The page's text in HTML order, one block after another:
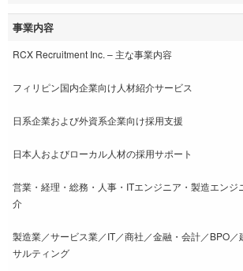
事業内容
RCX Recruitment Inc. – 主な事業内容
フィリピン国内企業向け人材紹介サービス
日系企業および外資系企業向け採用支援
日本人およびローカル人材の採用サポート
営業・経理・総務・人事・ITエンジニア・製造エンジ
介
製造業／サービス業／IT／商社／金融・会計／BPO／
サルティング